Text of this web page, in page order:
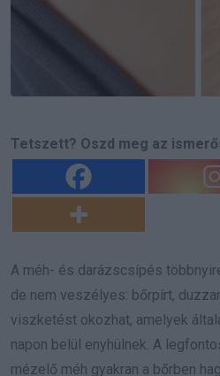
Tetszett? Oszd meg az
A méh- és darázscsípés
de nem veszélyes: bőrpírt,
viszketést okozhat, amelyek
napon belül enyhülnek. A
mézelő méh gyakran a bőrben